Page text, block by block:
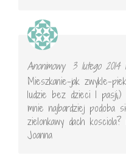
Anonimowy
3 lutego 2014
Mieszkanie-jak zwykle-
ludzie bez dzieci I pasji;)
mnie najbardziej podoba
zielonkawy dach
Joanna